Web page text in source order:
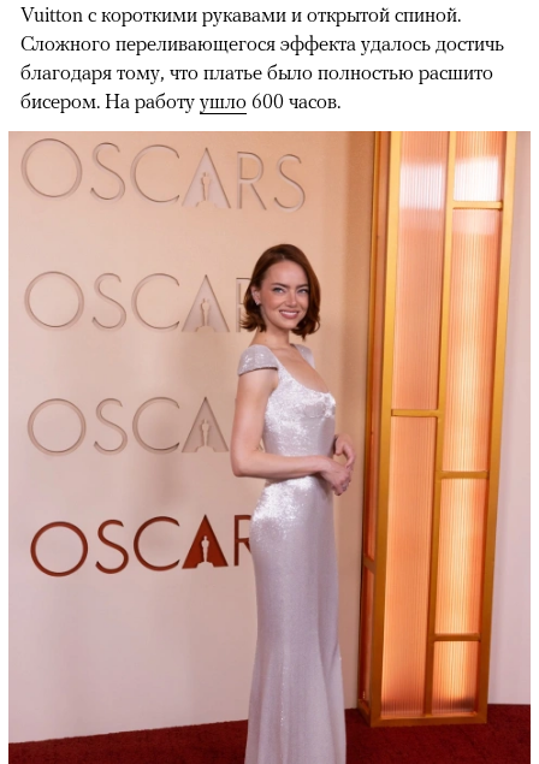
Vuitton с короткими рукавами и открытой спиной.
Сложного переливающегося эффекта удалось достичь
благодаря тому, что платье было полностью расшито
бисером. На работу ушло 600 часов.